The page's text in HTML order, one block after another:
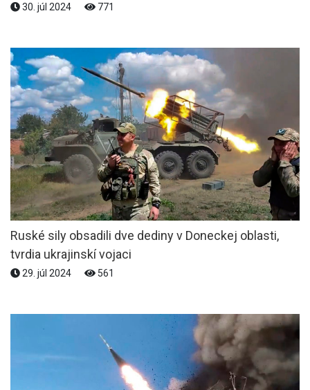
30. júl 2024 771
Ruské sily obsadili dve dediny v Doneckej oblasti,
tvrdia ukrajinskí vojaci
29. júl 2024 561